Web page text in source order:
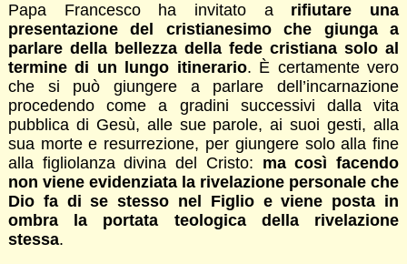
Papa Francesco ha invitato a rifiutare una
presentazione del cristianesimo che giunga a
parlare della bellezza della fede cristiana solo al
termine di un lungo itinerario. È certamente vero
che si può giungere a parlare dell’incarnazione
procedendo come a gradini successivi dalla vita
pubblica di Gesù, alle sue parole, ai suoi gesti, alla
sua morte e resurrezione, per giungere solo alla fine
alla figliolanza divina del Cristo: ma così facendo
non viene evidenziata la rivelazione personale che
Dio fa di se stesso nel Figlio e viene posta in
ombra la portata teologica della rivelazione
stessa.